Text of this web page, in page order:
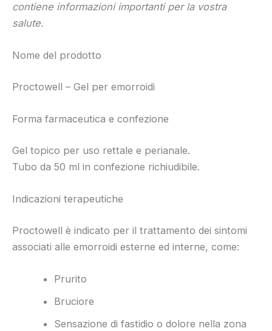
contiene informazioni importanti per la vostra
salute.
Nome del prodotto
Proctowell – Gel per emorroidi
Forma farmaceutica e confezione
Gel topico per uso rettale e perianale.
Tubo da 50 ml in confezione richiudibile.
Indicazioni terapeutiche
Proctowell è indicato per il trattamento dei sintomi
associati alle emorroidi esterne ed interne, come:
Prurito
Bruciore
Sensazione di fastidio o dolore nella zona